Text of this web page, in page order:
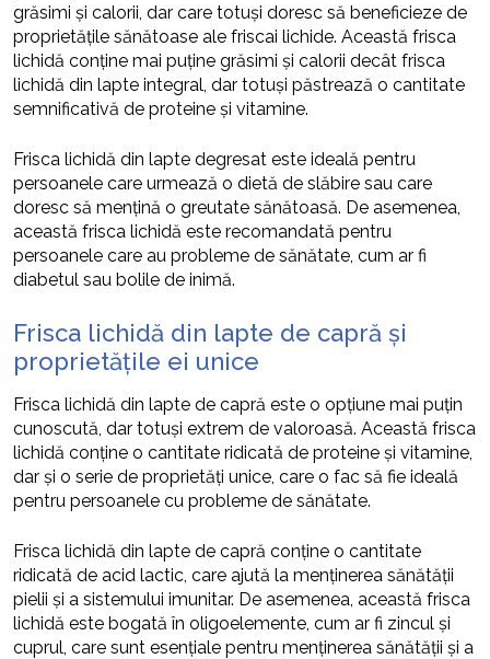
grăsimi și calorii, dar care totuși doresc să beneficieze de
proprietățile sănătoase ale friscai lichide. Această frisca
lichidă conține mai puține grăsimi și calorii decât frisca
lichidă din lapte integral, dar totuși păstrează o cantitate
semnificativă de proteine și vitamine.
Frisca lichidă din lapte degresat este ideală pentru
persoanele care urmează o dietă de slăbire sau care
doresc să mențină o greutate sănătoasă. De asemenea,
această frisca lichidă este recomandată pentru
persoanele care au probleme de sănătate, cum ar fi
diabetul sau bolile de inimă.
Frisca lichidă din lapte de capră și
proprietățile ei unice
Frisca lichidă din lapte de capră este o opțiune mai puțin
cunoscută, dar totuși extrem de valoroasă. Această frisca
lichidă conține o cantitate ridicată de proteine și vitamine,
dar și o serie de proprietăți unice, care o fac să fie ideală
pentru persoanele cu probleme de sănătate.
Frisca lichidă din lapte de capră conține o cantitate
ridicată de acid lactic, care ajută la menținerea sănătății
pielii și a sistemului imunitar. De asemenea, această frisca
lichidă este bogată în oligoelemente, cum ar fi zincul și
cuprul, care sunt esențiale pentru menținerea sănătății și a